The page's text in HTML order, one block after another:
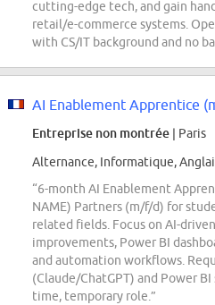
cutting-edge tech, and gain
retail/e-commerce systems.
with CS/IT background and no
AI Enablement Apprentice
Entreprise non montrée | Paris
Alternance, Informatique,
“6-month AI Enablement
NAME) Partners (m/f/d) for
related fields. Focus on AI-
improvements, Power BI
and automation workflows.
(Claude/ChatGPT) and Power
time, temporary role.”